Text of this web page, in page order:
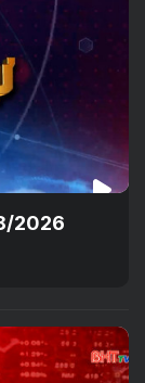
2026